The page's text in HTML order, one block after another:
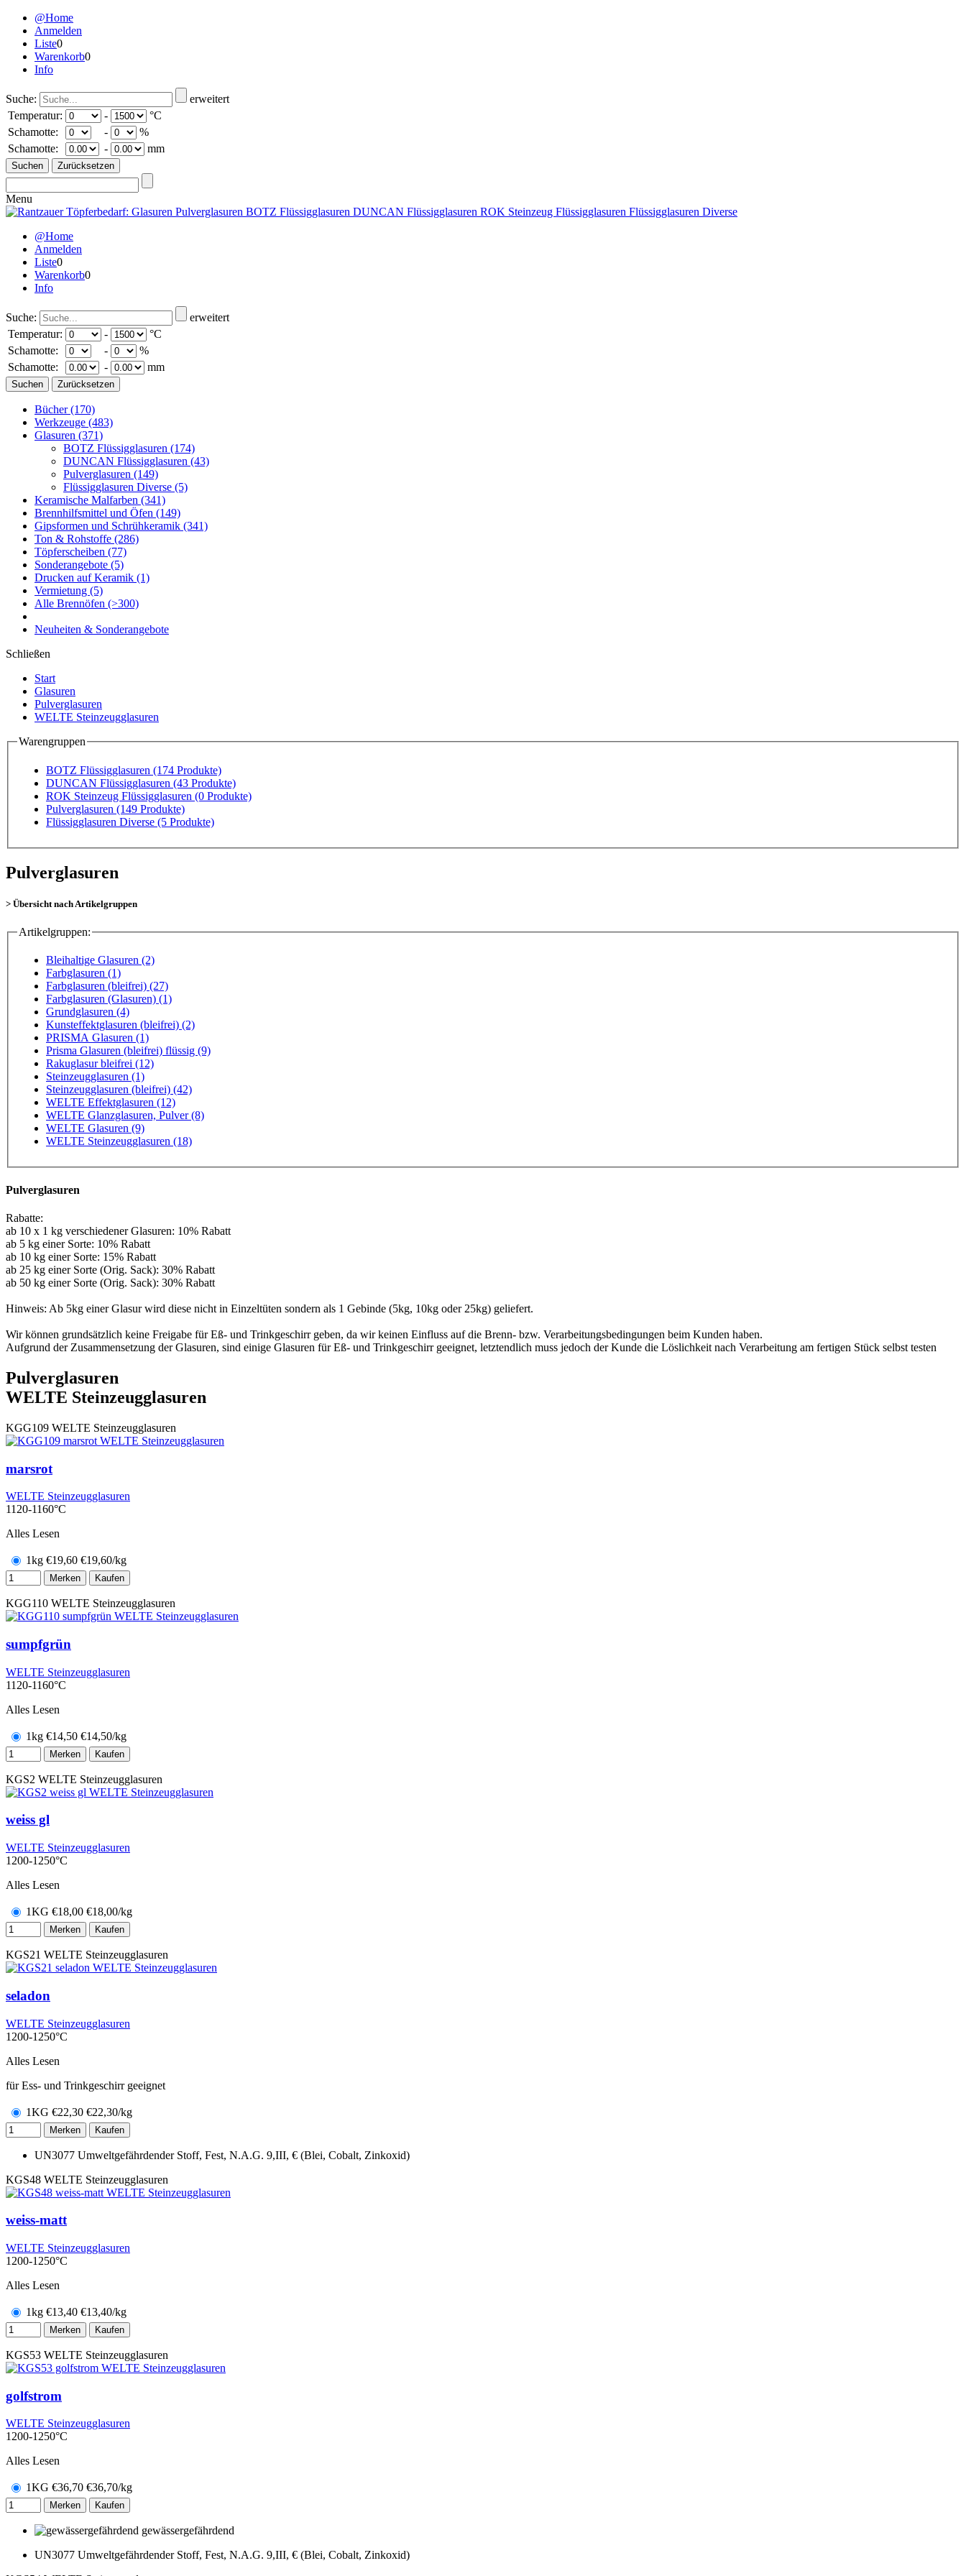
@Home
Anmelden
Liste0
Warenkorb0
Info
Suche:
erweitert
Temperatur:
-
°C
Schamotte:
-
%
Schamotte:
- mm
Menu
@Home
Anmelden
Liste0
Warenkorb0
Info
Suche:
erweitert
Temperatur:
-
°C
Schamotte:
-
%
Schamotte:
- mm
Bücher(170)
Werkzeuge (483)
Glasuren (371)
BOTZ Flüssigglasuren (174)
DUNCAN Flüssigglasuren (43)
Pulverglasuren (149)
Flüssigglasuren Diverse (5)
Keramische Malfarben (341)
Brennhilfsmittel und Öfen (149)
Gipsformen und Schrühkeramik (341)
Ton & Rohstoffe (286)
Töpferscheiben (77)
Sonderangebote (5)
Drucken auf Keramik (1)
Vermietung (5)
Alle Brennöfen (>300)
Neuheiten & Sonderangebote
Schließen
Start
Glasuren
Pulverglasuren
WELTE Steinzeugglasuren
Warengruppen
BOTZ Flüssigglasuren (174 Produkte)
DUNCAN Flüssigglasuren (43 Produkte)
ROK Steinzeug Flüssigglasuren (0 Produkte)
Pulverglasuren (149 Produkte)
Flüssigglasuren Diverse (5 Produkte)
Pulverglasuren
> Übersicht nach Artikelgruppen
Artikelgruppen:
Bleihaltige Glasuren (2)
Farbglasuren (1)
Farbglasuren (bleifrei) (27)
Farbglasuren (Glasuren) (1)
Grundglasuren (4)
Kunsteffektglasuren (bleifrei) (2)
PRISMA Glasuren (1)
Prisma Glasuren (bleifrei) flüssig (9)
Rakuglasur bleifrei (12)
Steinzeugglasuren (1)
Steinzeugglasuren (bleifrei) (42)
WELTE Effektglasuren (12)
WELTE Glanzglasuren, Pulver (8)
WELTE Glasuren (9)
WELTE Steinzeugglasuren (18)
Pulverglasuren
Rabatte:
ab 10 x 1 kg verschiedener Glasuren: 10% Rabatt
ab 5 kg einer Sorte: 10% Rabatt
ab 10 kg einer Sorte: 15% Rabatt
ab 25 kg einer Sorte (Orig. Sack): 30% Rabatt
ab 50 kg einer Sorte (Orig. Sack): 30% Rabatt
Hinweis: Ab 5kg einer Glasur wird diese nicht in Einzeltüten sondern als 1 Gebinde (5kg, 10kg oder 25kg) geliefert.
Wir können grundsätzlich keine Freigabe für Eß- und Trinkgeschirr geben, da wir keinen Einfluss auf die Brenn- bzw. Verarbeitungsbedingungen beim Kunden haben.
Aufgrund der Zusammensetzung der Glasuren, sind einige Glasuren für Eß- und Trinkgeschirr geeignet, letztendlich muss jedoch der Kunde die Löslichkeit nach Verarbeitung am fertigen Stück selbst testen
Pulverglasuren
WELTE Steinzeugglasuren
KGG109 WELTE Steinzeugglasuren
marsrot
WELTE Steinzeugglasuren
1120-1160°C
Alles Lesen
1kg €19,60 €19,60/kg
Merken Kaufen
KGG110 WELTE Steinzeugglasuren
sumpfgrün
WELTE Steinzeugglasuren
1120-1160°C
Alles Lesen
1kg €14,50 €14,50/kg
Merken Kaufen
KGS2 WELTE Steinzeugglasuren
weiss gl
WELTE Steinzeugglasuren
1200-1250°C
Alles Lesen
1KG €18,00 €18,00/kg
Merken Kaufen
KGS21 WELTE Steinzeugglasuren
seladon
WELTE Steinzeugglasuren
1200-1250°C
Alles Lesen
für Ess- und Trinkgeschirr geeignet
1KG €22,30 €22,30/kg
Merken Kaufen
UN3077 Umweltgefährdender Stoff, Fest, N.A.G. 9,III, € (Blei, Cobalt, Zinkoxid)
KGS48 WELTE Steinzeugglasuren
weiss-matt
WELTE Steinzeugglasuren
1200-1250°C
Alles Lesen
1kg €13,40 €13,40/kg
Merken Kaufen
KGS53 WELTE Steinzeugglasuren
golfstrom
WELTE Steinzeugglasuren
1200-1250°C
Alles Lesen
1KG €36,70 €36,70/kg
Merken Kaufen
gewässergefährdend
UN3077 Umweltgefährdender Stoff, Fest, N.A.G. 9,III, € (Blei, Cobalt, Zinkoxid)